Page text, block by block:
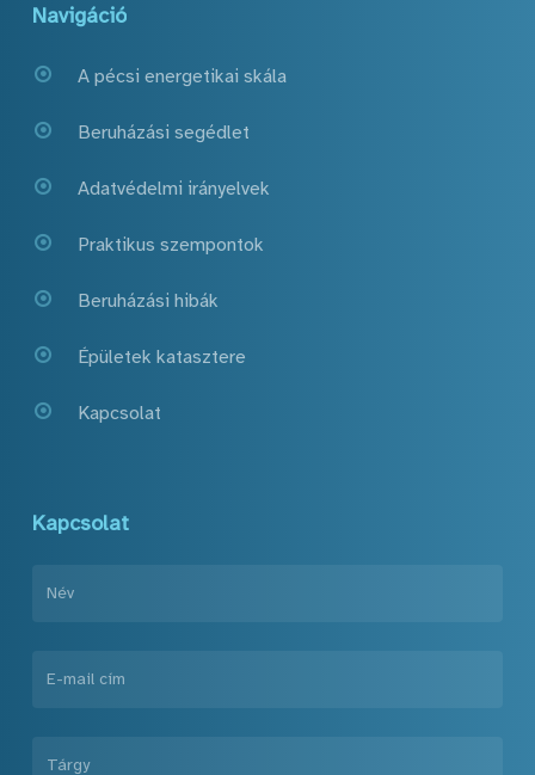
Navigáció
A pécsi energetikai skála
Beruházási segédlet
Adatvédelmi irányelvek
Praktikus szempontok
Beruházási hibák
Épületek katasztere
Kapcsolat
Kapcsolat